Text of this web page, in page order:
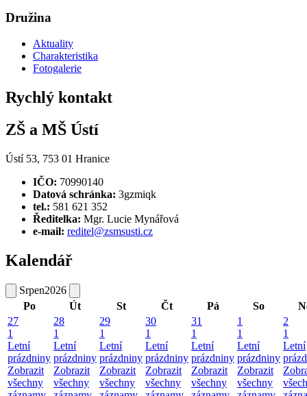
Družina
Aktuality
Charakteristika
Fotogalerie
Rychlý kontakt
ZŠ a MŠ Ústí
Ústí 53, 753 01 Hranice
IČO: 70990140
Datová schránka: 3gzmiqk
tel.: 581 621 352
Ředitelka: Mgr. Lucie Mynářová
e-mail: reditel@zsmsusti.cz
Kalendář
Srpen2026
Po
Út St Čt Pá So
27
1
Letní
prázdniny
Zobrazit
všechny
28
1
Letní
prázdniny
Zobrazit
všechny
29
1
Letní
prázdniny
Zobrazit
všechny
30
1
Letní
prázdniny
Zobrazit
všechny
31
1
Letní
prázdniny
Zobrazit
všechny
1
1
Letní
prázdniny
Zobrazit
všechny
2
1
Letní